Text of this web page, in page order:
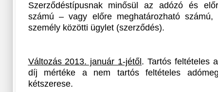
Szerződéstípusnak minősül az adózó és
számú – vagy előre meghatározható
személy közötti ügylet (szerződés).
Változás 2013. január 1-jétől . Tartós feltételes
díj mértéke a nem tartós feltételes
kétszerese.